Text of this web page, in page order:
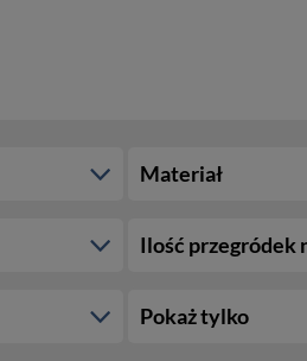
Materiał
Ilość przegródek
Pokaż tylko